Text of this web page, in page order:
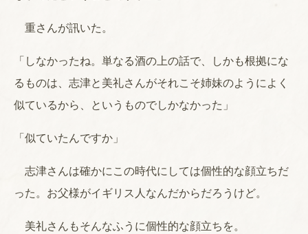
重さんが訊いた。
「しなかったね。単なる酒の上の話で、しかも根拠にな
るものは、志津と美礼さんがそれこそ姉妹のようによく
似ているから、というものでしかなかった」
「似ていたんですか」
志津さんは確かにこの時代にしては個性的な顔立ちだ
った。お父様がイギリス人なんだからだろうけど。
美礼さんもそんなふうに個性的な顔立ちを。